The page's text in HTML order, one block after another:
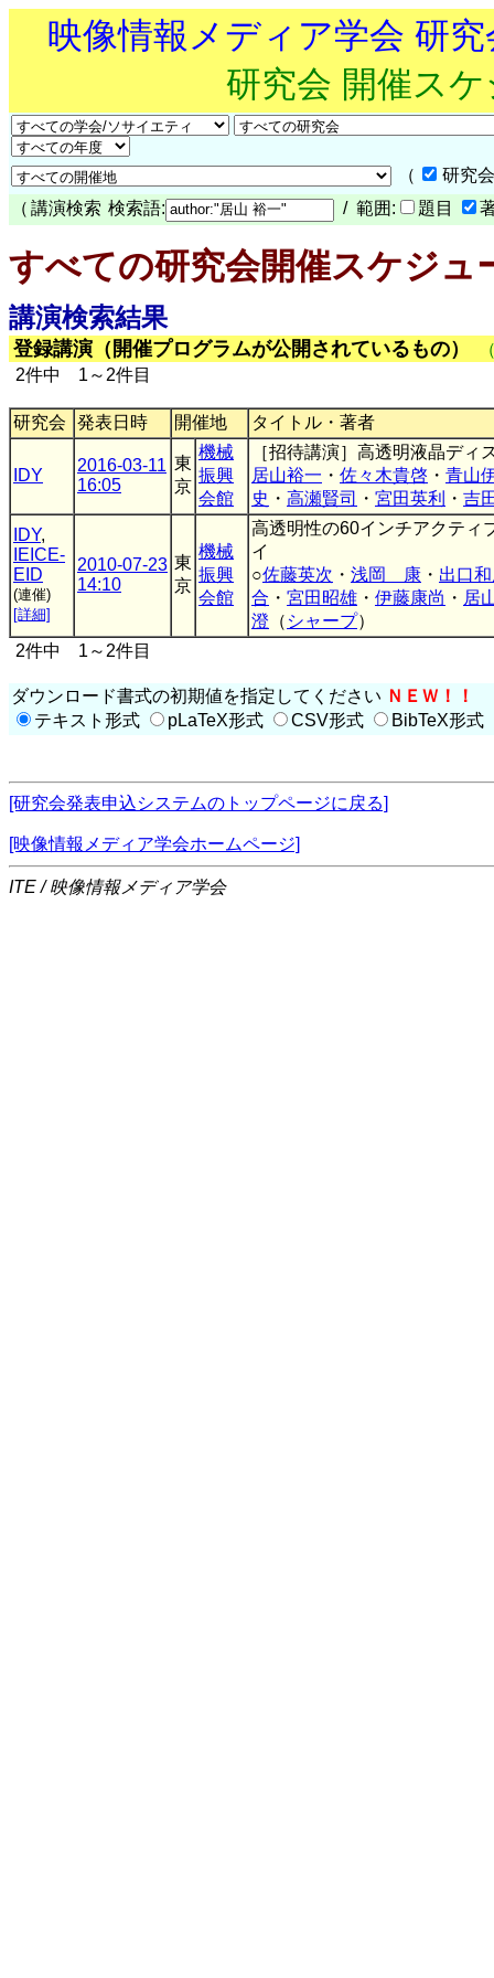
映像情報メディア学会 研
研究会 開催ス
（
研究
（ 講演検索 検索語: / 範囲: 題目
すべての研究会開催スケジュ
講演検索結果
登録講演（開催プログラムが公開されているもの）
2件中 1～2件目
研究会 発表日時 開催地 タイトル・著者
IDY
2016-03-11
16:05
東
京
機械
振興
会館
［招待講演］高透明液晶ディ
居山裕一 ・ 佐々木貴啓 ・ 青山
史 ・ 高瀬賢司 ・ 宮田英利 ・ 吉
IDY,
IEICE-
EID
(連催)
[詳細]
2010-07-23
14:10
東
京
機械
振興
会館
高透明性の60インチアクティ
イ
○佐藤英次 ・ 浅岡 康 ・ 出口
合 ・ 宮田昭雄 ・ 伊藤康尚 ・ 居
澄 （ シャープ）
2件中 1～2件目
ダウンロード書式の初期値を指定してください ＮＥＷ！！
テキスト形式
pLaTeX形式 CSV形式 BibTeX形式
[研究会発表申込システムのトップページに戻る]
[映像情報メディア学会ホームページ]
ITE / 映像情報メディア学会